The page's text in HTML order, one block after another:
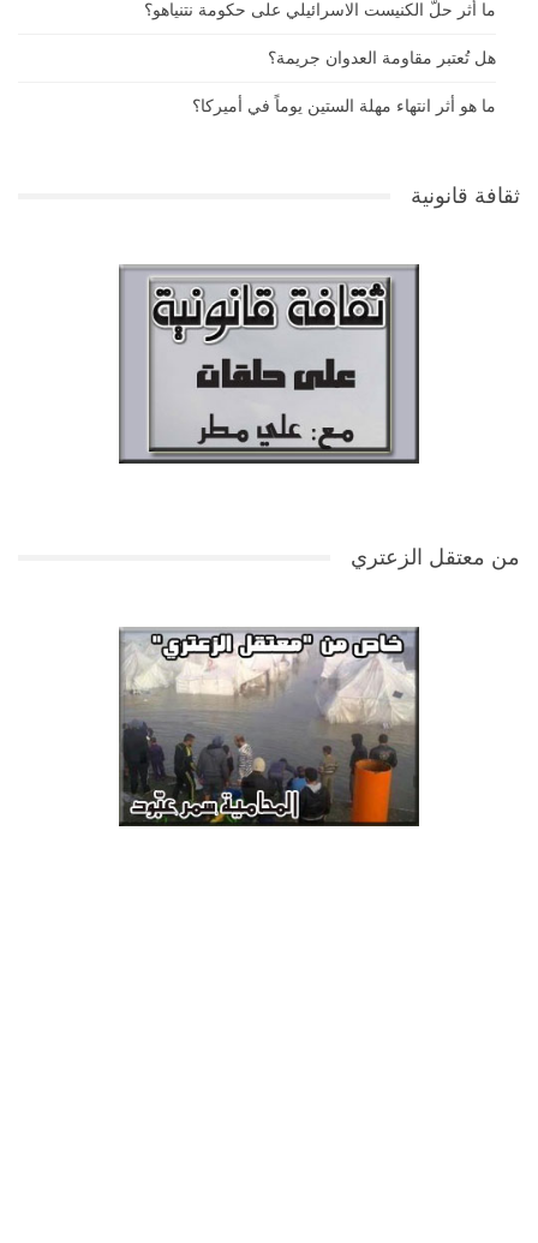
ما أثر حلّ الكنيست الاسرائيلي على حكومة نتنياهو؟
هل تُعتبر مقاومة العدوان جريمة؟
ما هو أثر انتهاء مهلة الستين يوماً في أميركا؟
ثقافة قانونية
من معتقل الزعتري